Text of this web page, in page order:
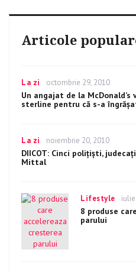
Articole
Categories
La zi
Posted
on
octombrie 29, 2010
Un angajat de la
sterline pentru că s-a
Categories
La zi
Posted
on
noiembrie 20, 2010
DIICOT: Cinci poliţişti,
Mittal
Categories
Lifestyle
on
8 produse
parului